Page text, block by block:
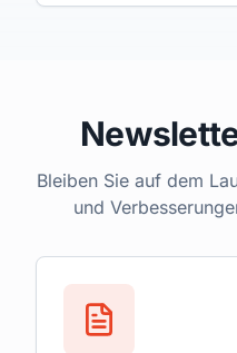
Bleiben Sie auf dem
und